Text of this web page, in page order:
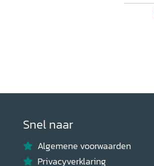
Snel naar
Algemene voorwaarden
Privacyverklaring